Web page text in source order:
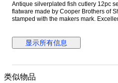
Antique silverplated fish cutlery 12pc
flatware made by Cooper Brothers of
stamped with the makers mark. Excellent vintage condition. Fork 18.5cm,
phone number) is shared with the
the courier service to contact the buyer
items by visiting the seller's profile
显示所有信息
类似物品